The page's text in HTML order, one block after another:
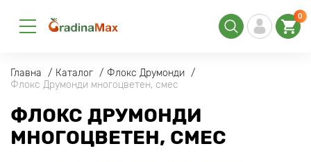
0
Главна Каталог
Флокс Друмонди
Флокс Друмонди многоцветен, смес
ФЛОКС ДРУМОНДИ
МНОГОЦВЕТЕН, СМЕС